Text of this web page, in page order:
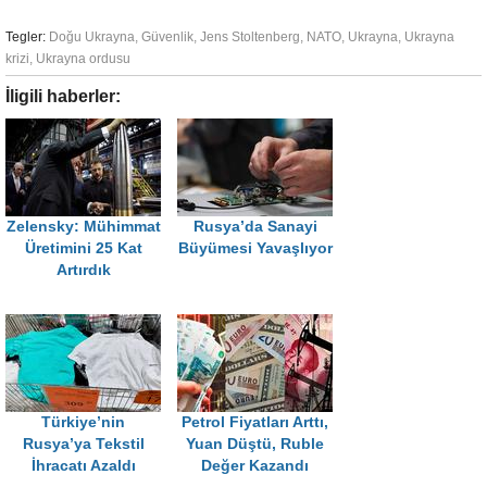
Tegler: Doğu Ukrayna, Güvenlik, Jens Stoltenberg, NATO, Ukrayna, Ukrayna
krizi, Ukrayna ordusu
İligili haberler:
Zelensky: Mühimmat
Üretimini 25 Kat
Artırdık
Rusya’da Sanayi
Büyümesi Yavaşlıyor
Türkiye’nin
Rusya’ya Tekstil
İhracatı Azaldı
Petrol Fiyatları Arttı,
Yuan Düştü, Ruble
Değer Kazandı